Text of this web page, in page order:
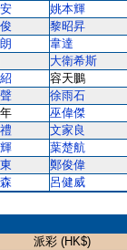
姚本輝
黎昭昇
韋達
大衛希斯
容天鵬
徐雨石
巫偉傑
文家良
葉楚航
鄭俊偉
呂健威
派彩 (HK$)